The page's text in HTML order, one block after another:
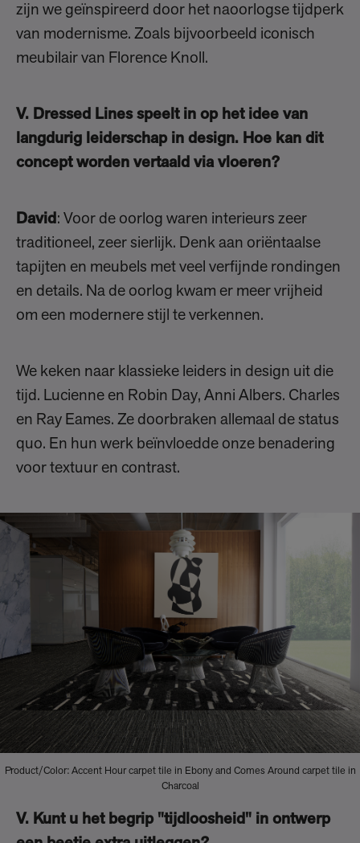
zijn we geïnspireerd door het naoorlogse tijdperk
van modernisme. Zoals bijvoorbeeld iconisch
meubilair van Florence Knoll.
V. Dressed Lines speelt in op het idee van
langdurig leiderschap in design. Hoe kan dit
concept worden vertaald via vloeren?
David : Voor de oorlog waren interieurs zeer
traditioneel, zeer sierlijk. Denk aan oriëntaalse
tapijten en meubels met veel verfijnde rondingen
en details. Na de oorlog kwam er meer vrijheid
om een modernere stijl te verkennen.
We keken naar klassieke leiders in design uit die
tijd. Lucienne en Robin Day, Anni Albers. Charles
en Ray Eames. Ze doorbraken allemaal de status
quo. En hun werk beïnvloedde onze benadering
voor textuur en contrast.
Product/Color: Accent Hour carpet tile in Ebony and Comes Around carpet tile in
Charcoal
V. Kunt u het begrip "tijdloosheid" in ontwerp